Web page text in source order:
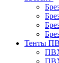
Тенты